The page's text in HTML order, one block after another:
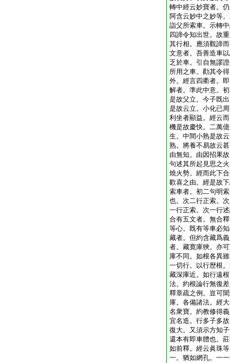
轉中經云妙寶者。
阿含云妙中之妙等
詣父所索車。示轉
四諦令知出世。故
其行相。應須觀諦
文意者。吾善造車
乏於車。引自無謬
所用之車。勸其令
外。經言四衢者。
解者。準此中意。
是故父立。今子既
是故云立。小化已
利坐者顯益。經云
機是故慶快。二萬
生。中間小熟是故
熟。將養不易故云
由無知。由因招果
句述其所起見思之
燒火勢。經而此下
歡喜之由。經是故
索車者。初二句明
也。次二行正索。
一行正索。次一行
合有五文者。無合
等心。既有等車必
藏者。但約含藏爲
者。藏寛庫狹。亦
庫不同。如根各異
一切行。以行歴根
藏深庫近。如行遠
法。約根論行無復
釋章疏之例。豈可
庫。各備諸法。經
名衆寶。約教修得
宜名造。行多子多
復大。又須示方知
還本有即車體也。
如前釋。經云眞珠
一。猶如網孔。一